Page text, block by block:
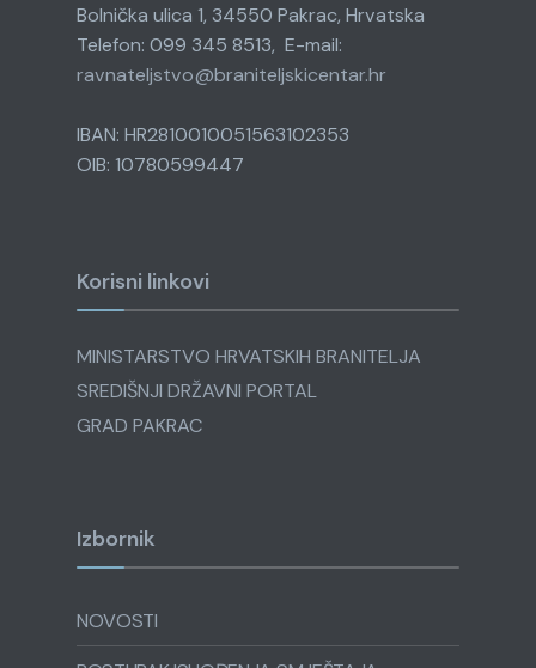
Bolnička ulica 1, 34550 Pakrac, Hrvatska
Telefon: 099 345 8513, E-mail:
ravnateljstvo@braniteljskicentar.hr
IBAN: HR2810010051563102353
OIB: 10780599447
Korisni linkovi
MINISTARSTVO HRVATSKIH BRANITELJA
SREDIŠNJI DRŽAVNI PORTAL
GRAD PAKRAC
Izbornik
NOVOSTI